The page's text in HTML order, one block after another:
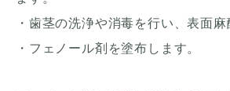
・歯茎の洗浄や消毒を行い、表面麻
・フェノール剤を塗布します。